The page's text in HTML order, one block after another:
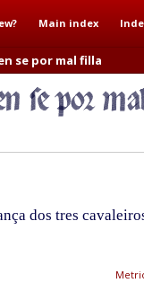
Main index
se por mal filla
dos tres